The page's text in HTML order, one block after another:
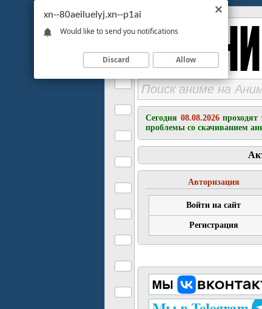
Сегодня 08.08.2026проходят
проблемы со скачиванием
Авторизация
Войти на сайт
Регистрация
xn--80aeiluelyj.xn--p1ai
Would like to send you notifications
Discard Allow